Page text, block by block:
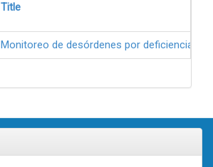
Title
Monitoreo de desórdenes por deficiencia